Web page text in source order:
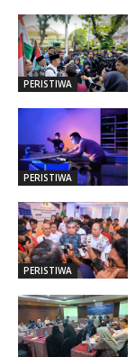
PERISTIWA
PERISTIWA
PERISTIWA